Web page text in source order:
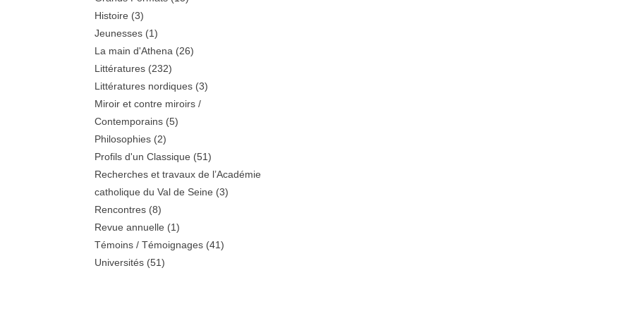
Histoire (3)
Jeunesses (1)
La main d'Athena (26)
Littératures (232)
Littératures nordiques (3)
Miroir et contre miroirs /
Contemporains (5)
Philosophies (2)
Profils d'un Classique (51)
Recherches et travaux de l’Académie
catholique du Val de Seine (3)
Rencontres (8)
Revue annuelle (1)
Témoins / Témoignages (41)
Universités (51)